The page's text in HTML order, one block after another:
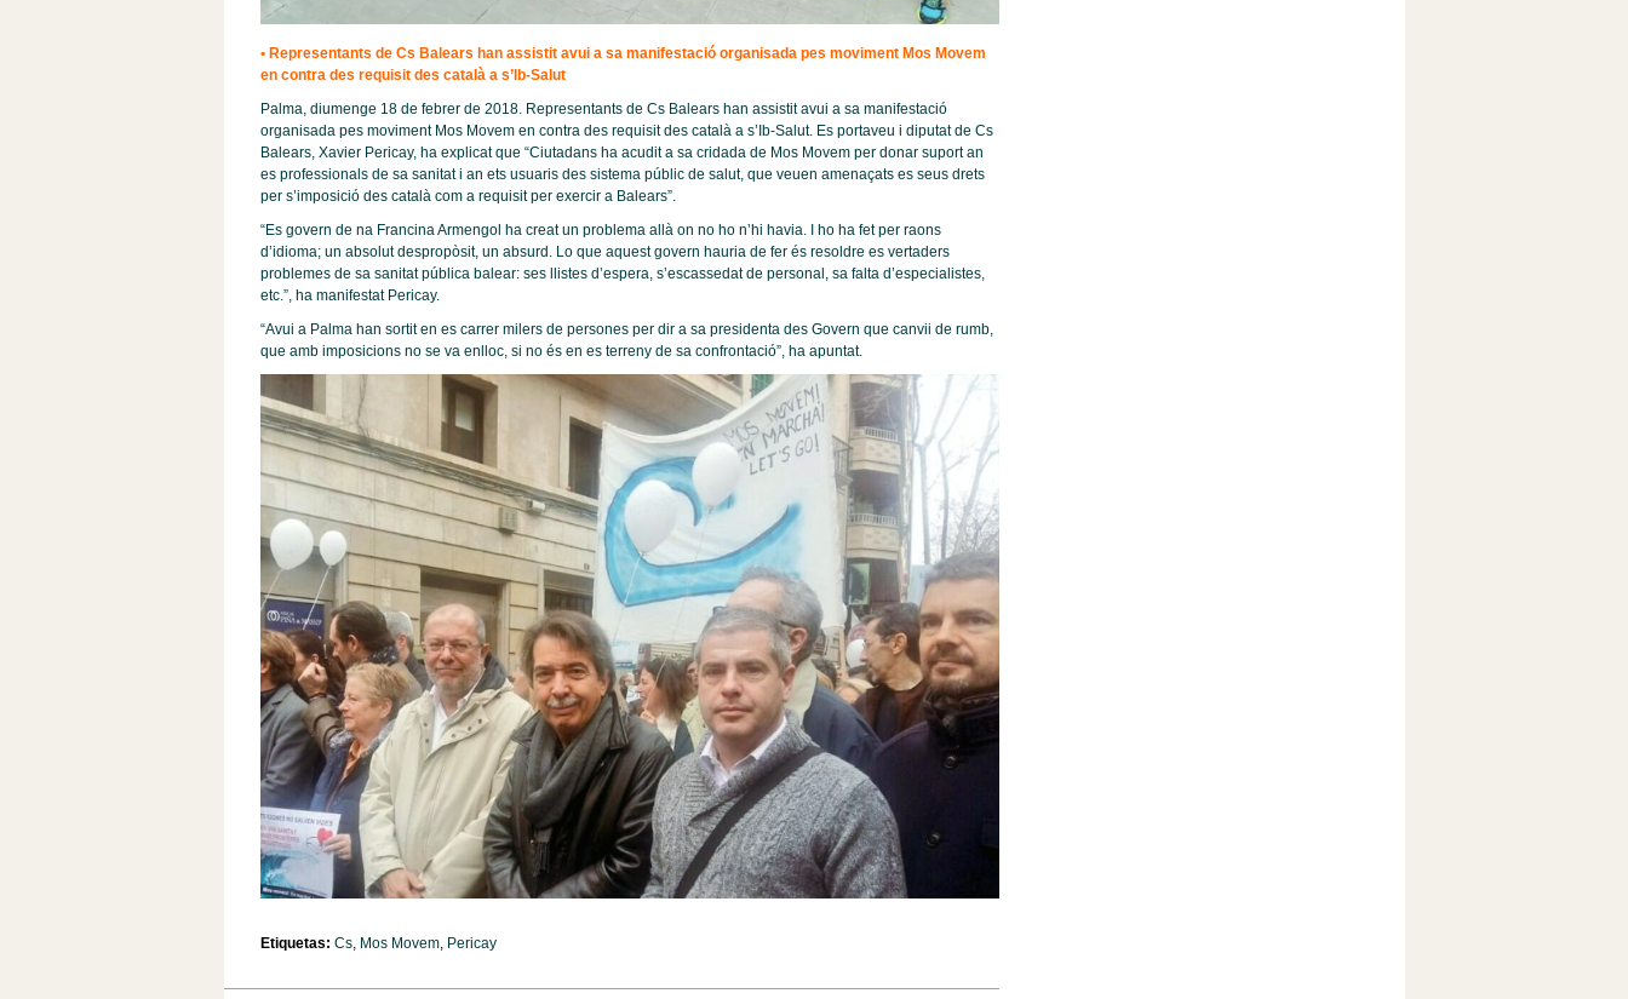
• Representants de Cs Balears han assistit avui a sa manifestació organisada pes moviment Mos Movem
en contra des requisit des català a s’Ib-Salut
Palma, diumenge 18 de febrer de 2018. Representants de Cs Balears han assistit avui a sa manifestació
organisada pes moviment Mos Movem en contra des requisit des català a s’Ib-Salut. Es portaveu i diputat de Cs
Balears, Xavier Pericay, ha explicat que “Ciutadans ha acudit a sa cridada de Mos Movem per donar suport an
es professionals de sa sanitat i an ets usuaris des sistema públic de salut, que veuen amenaçats es seus drets
per s’imposició des català com a requisit per exercir a Balears”.
“Es govern de na Francina Armengol ha creat un problema allà on no ho n’hi havia. I ho ha fet per raons
d’idioma; un absolut despropòsit, un absurd. Lo que aquest govern hauria de fer és resoldre es vertaders
problemes de sa sanitat pública balear: ses llistes d’espera, s’escassedat de personal, sa falta d’especialistes,
etc.”, ha manifestat Pericay.
“Avui a Palma han sortit en es carrer milers de persones per dir a sa presidenta des Govern que canvii de rumb,
que amb imposicions no se va enlloc, si no és en es terreny de sa confrontació”, ha apuntat.
Etiquetas: Cs, Mos Movem, Pericay